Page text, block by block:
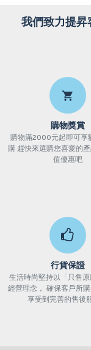
我們致力提
購物獎賞
購物滿2000元起即可享
購 趕快來選購您喜愛的
值優惠吧
行貨保證
生活時尚堅持以「只售
經營理念， 確保客戶所
享受到完善的售後